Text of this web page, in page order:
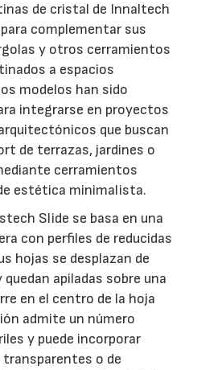
de cristal de Innaltech
complementar sus
y otros cerramientos
a espacios
modelos han sido
integrarse en proyectos
que buscan
de terrazas, jardines o
cerramientos
estética minimalista.
Slide se basa en una
con perfiles de reducidas
hojas se desplazan de
apiladas sobre una
en el centro de la hoja
admite un número
y puede incorporar
o de